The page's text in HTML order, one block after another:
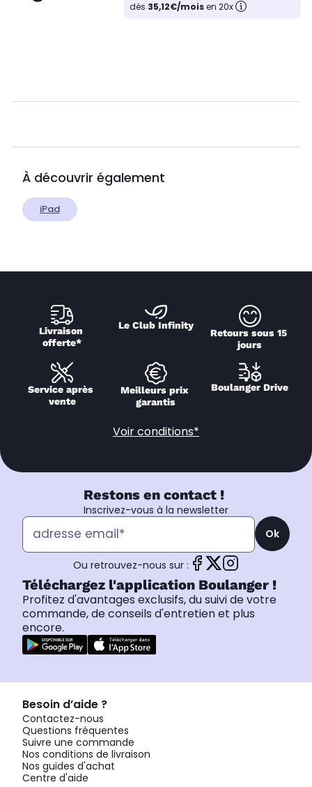
dès 35,12€/moisen 20x
À découvrir également
iPad
Livraison
offerte*
Le Club Infinity
Retours sous 15
jours
Service après
vente
Meilleurs prix
garantis
Boulanger Drive
Voir conditions*
Restons en contact !
Inscrivez-vous à la newsletter
Ok
Ou retrouvez-nous sur :
Téléchargez l'application Boulanger !
Profitez d'avantages exclusifs, du suivi de votre
commande, de conseils d'entretien et plus
encore.
Besoin d’aide ?
Contactez-nous
Questions fréquentes
Suivre une commande
Nos conditions de livraison
Nos guides d'achat
Centre d'aide